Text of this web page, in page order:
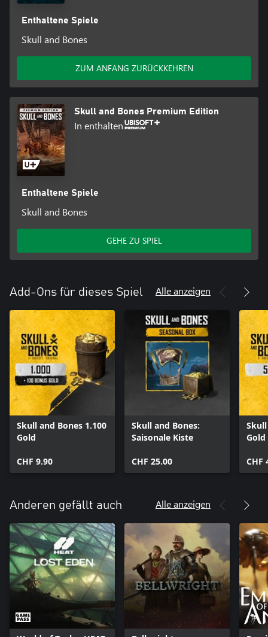
Enthaltene Spiele
Skull and Bones
ZUM ANFANG ZURÜCKKEHREN
Skull and Bones Premium Edition
In enthalten
Enthaltene Spiele
Skull and Bones
GEHE ZU SPIEL
Add-Ons für dieses Spiel Alle anzeigen
Skull and Bones 1.100
Gold
CHF 9.90
Skull and Bones:
Saisonale Kiste
CHF 25.00
Gold
CHF
Anderen gefällt auch Alle anzeigen